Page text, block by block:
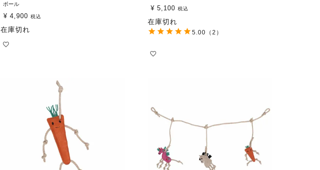
ボール
¥ 4,900 税込
在庫切れ
¥ 5,100 税込
在庫切れ
5.00 （2）